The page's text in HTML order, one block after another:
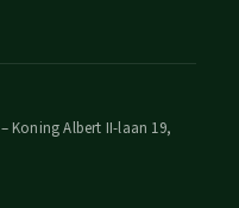
– Koning Albert II-laan 19,